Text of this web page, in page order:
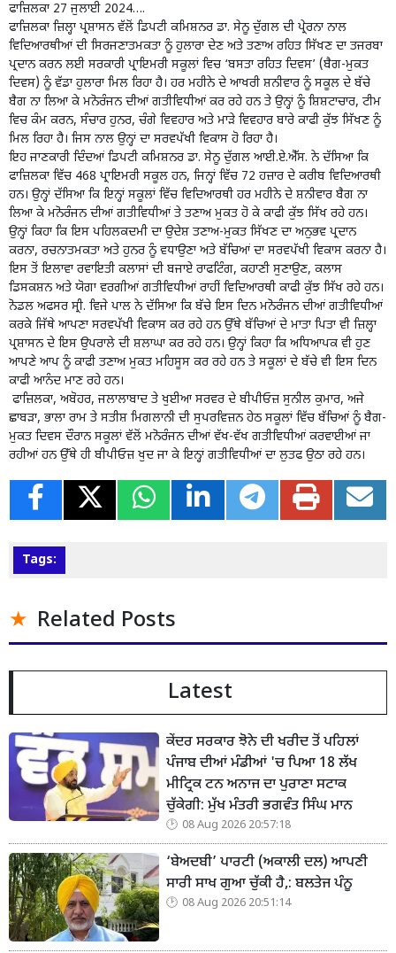
ਫਾਜ਼ਿਲਕਾ 27 ਜੁਲਾਈ 2024….
ਫਾਜ਼ਿਲਕਾ ਜ਼ਿਲ੍ਹਾ ਪ੍ਰਸ਼ਾਸਨ ਵੱਲੋਂ ਡਿਪਟੀ ਕਮਿਸ਼ਨਰ ਡਾ. ਸੇਨੂ ਦੁੱਗਲ ਦੀ ਪ੍ਰੇਰਨਾ ਨਾਲ
ਵਿਦਿਆਰਥੀਆਂ ਦੀ ਸਿਰਜਣਾਤਮਕਤਾ ਨੂੰ ਹੁਲਾਰਾ ਦੇਣ ਅਤੇ ਤਣਾਅ ਰਹਿਤ ਸਿੱਖਣ ਦਾ ਤਜਰਬਾ
ਪ੍ਰਦਾਨ ਕਰਨ ਲਈ ਸਰਕਾਰੀ ਪ੍ਰਾਇਮਰੀ ਸਕੂਲਾਂ ਵਿਚ ‘ਬਸਤਾ ਰਹਿਤ ਦਿਵਸ’ (ਬੈਗ-ਮੁਕਤ
ਦਿਵਸ) ਨੂੰ ਵੱਡਾ ਹੁਲਾਰਾ ਮਿਲ ਰਿਹਾ ਹੈ। ਹਰ ਮਹੀਨੇ ਦੇ ਆਖਰੀ ਸ਼ਨੀਵਾਰ ਨੂੰ ਸਕੂਲ ਦੇ ਬੱਚੇ
ਬੈਗ ਨਾ ਲਿਆ ਕੇ ਮਨੋਰੰਜਨ ਦੀਆਂ ਗਤੀਵਿਧੀਆਂ ਕਰ ਰਹੇ ਹਨ ਤੇ ਉਨ੍ਹਾਂ ਨੂੰ ਸ਼ਿਸ਼ਟਾਚਾਰ, ਟੀਮ
ਵਿਚ ਕੰਮ ਕਰਨ, ਸੰਚਾਰ ਹੁਨਰ, ਚੰਗੇ ਵਿਵਹਾਰ ਅਤੇ ਮਾੜੇ ਵਿਵਹਾਰ ਬਾਰੇ ਕਾਫੀ ਕੁੱਝ ਸਿੱਖਣ ਨੂੰ
ਮਿਲ ਰਿਹਾ ਹੈ। ਜਿਸ ਨਾਲ ਉਨ੍ਹਾਂ ਦਾ ਸਰਵਪੱਖੀ ਵਿਕਾਸ ਹੋ ਰਿਹਾ ਹੈ।
ਇਹ ਜਾਣਕਾਰੀ ਦਿੰਦਆਂ ਡਿਪਟੀ ਕਮਿਸ਼ਨਰ ਡਾ. ਸੇਨੂ ਦੁੱਗਲ ਆਈ.ਏ.ਐੱਸ. ਨੇ ਦੱਸਿਆ ਕਿ
ਫਾਜ਼ਿਲਕਾ ਵਿੱਚ 468 ਪ੍ਰਾਇਮਰੀ ਸਕੂਲ ਹਨ, ਜਿਨ੍ਹਾਂ ਵਿੱਚ 72 ਹਜ਼ਾਰ ਦੇ ਕਰੀਬ ਵਿਦਿਆਰਥੀ
ਹਨ। ਉਨ੍ਹਾਂ ਦੱਸਿਆ ਕਿ ਇਨ੍ਹਾਂ ਸਕੂਲਾਂ ਵਿੱਚ ਵਿਦਿਆਰਥੀ ਹਰ ਮਹੀਨੇ ਦੇ ਸ਼ਨੀਵਾਰ ਬੈਗ ਨਾ
ਲਿਆ ਕੇ ਮਨੋਰੰਜਨ ਦੀਆਂ ਗਤੀਵਿਧੀਆਂ ਤੇ ਤਣਾਅ ਮੁਕਤ ਹੋ ਕੇ ਕਾਫੀ ਕੁੱਝ ਸਿੱਖ ਰਹੇ ਹਨ।
ਉਨ੍ਹਾਂ ਕਿਹਾ ਕਿ ਇਸ ਪਹਿਲਕਦਮੀ ਦਾ ਉਦੇਸ਼ ਤਣਾਅ-ਮੁਕਤ ਸਿੱਖਣ ਦਾ ਅਨੁਭਵ ਪ੍ਰਦਾਨ
ਕਰਨਾ, ਰਚਨਾਤਮਕਤਾ ਅਤੇ ਹੁਨਰ ਨੂੰ ਵਧਾਉਣਾ ਅਤੇ ਬੱਚਿਆਂ ਦਾ ਸਰਵਪੱਖੀ ਵਿਕਾਸ ਕਰਨਾ ਹੈ।
ਇਸ ਤੋਂ ਇਲਾਵਾ ਰਵਾਇਤੀ ਕਲਾਸਾਂ ਦੀ ਬਜਾਏ ਰਾਫਟਿੰਗ, ਕਹਾਣੀ ਸੁਣਾਉਣ, ਕਲਾਸ
ਡਿਸਕਸ਼ਨ ਅਤੇ ਯੋਗਾ ਵਰਗੀਆਂ ਗਤੀਵਿਧੀਆਂ ਰਾਹੀਂ ਵਿਦਿਆਰਥੀ ਕਾਫੀ ਕੁੱਝ ਸਿੱਖ ਰਹੇ ਹਨ।
ਨੋਡਲ ਅਫਸਰ ਸ੍ਰੀ. ਵਿਜੇ ਪਾਲ ਨੇ ਦੱਸਿਆ ਕਿ ਬੱਚੇ ਇਸ ਦਿਨ ਮਨੋਰੰਜਨ ਦੀਆਂ ਗਤੀਵਿਧੀਆਂ
ਕਰਕੇ ਜਿੱਥੇ ਆਪਣਾ ਸਰਵਪੱਖੀ ਵਿਕਾਸ ਕਰ ਰਹੇ ਹਨ ਉੱਥੇ ਬੱਚਿਆਂ ਦੇ ਮਾਤਾ ਪਿਤਾ ਵੀ ਜ਼ਿਲ੍ਹਾ
ਪ੍ਰਸ਼ਾਸਨ ਦੇ ਇਸ ਉਪਰਾਲੇ ਦੀ ਸ਼ਲਾਘਾ ਕਰ ਰਹੇ ਹਨ। ਉਨ੍ਹਾਂ ਕਿਹਾ ਕਿ ਅਧਿਆਪਕ ਵੀ ਹੁਣ
ਆਪਣੇ ਆਪ ਨੂੰ ਕਾਫੀ ਤਣਾਅ ਮੁਕਤ ਮਹਿਸੂਸ ਕਰ ਰਹੇ ਹਨ ਤੇ ਸਕੂਲਾਂ ਦੇ ਬੱਚੇ ਵੀ ਇਸ ਦਿਨ
ਕਾਫੀ ਆਨੰਦ ਮਾਣ ਰਹੇ ਹਨ।
ਫਾਜ਼ਿਲਕਾ, ਅਬੋਹਰ, ਜਲਾਲਾਬਾਦ ਤੇ ਖੁਈਆ ਸਰਵਰ ਦੇ ਬੀਪੀਓਜ਼ ਸੁਨੀਲ ਕੁਮਾਰ, ਅਜੇ
ਛਾਬੜਾ, ਭਾਲਾ ਰਾਮ ਤੇ ਸਤੀਸ਼ ਮਿਗਲਾਨੀ ਦੀ ਸੁਪਰਵਿਜ਼ਨ ਹੇਠ ਸਕੂਲਾਂ ਵਿੱਚ ਬੱਚਿਆਂ ਨੂੰ ਬੈਗ-
ਮੁਕਤ ਦਿਵਸ ਦੌਰਾਨ ਸਕੂਲਾਂ ਵੱਲੋਂ ਮਨੋਰੰਜਨ ਦੀਆਂ ਵੱਖ-ਵੱਖ ਗਤੀਵਿਧੀਆਂ ਕਰਵਾਈਆਂ ਜਾ
ਰਹੀਆਂ ਹਨ ਉੱਥੇ ਹੀ ਬੀਪੀਓਜ਼ ਖੁਦ ਜਾ ਕੇ ਇਨ੍ਹਾਂ ਗਤੀਵਿਧੀਆਂ ਦਾ ਲੁਤਫ ਉਠਾ ਰਹੇ ਹਨ।
Tags:
Related Posts
Latest
ਕੇਂਦਰ ਸਰਕਾਰ ਝੋਨੇ ਦੀ ਖਰੀਦ ਤੋਂ ਪਹਿਲਾਂ
ਪੰਜਾਬ ਦੀਆਂ ਮੰਡੀਆਂ 'ਚ ਪਿਆ 18 ਲੱਖ
ਮੀਟ੍ਰਿਕ ਟਨ ਅਨਾਜ ਦਾ ਪੁਰਾਣਾ ਸਟਾਕ
ਚੁੱਕੇਗੀ: ਮੁੱਖ ਮੰਤਰੀ ਭਗਵੰਤ ਸਿੰਘ ਮਾਨ
08 Aug 2026 20:57:18
‘ਬੇਅਦਬੀ’ ਪਾਰਟੀ (ਅਕਾਲੀ ਦਲ) ਆਪਣੀ
ਸਾਰੀ ਸਾਖ ਗੁਆ ਚੁੱਕੀ ਹੈ,: ਬਲਤੇਜ ਪੰਨੂ
08 Aug 2026 20:51:14